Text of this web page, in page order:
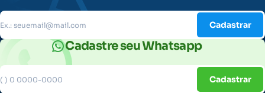
Cadastrar
Cadastre seu Whatsapp
Cadastrar